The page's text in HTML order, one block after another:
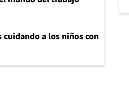
cuidando a los niños con